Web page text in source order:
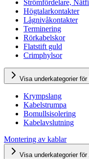
Strömfördelare,
Högtalarkontakter
Lågnivåkontakter
Terminering
Rörkabelskor
Flatstift guld
Crimphylsor
Visa underkategorier för
Krympslang
Kabelstrumpa
Bomullsisolering
Kabelavslutning
Montering av kablar
Visa underkategorier för